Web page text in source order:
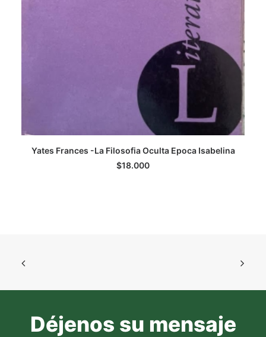
LEER MÁS
Yates Frances -La Filosofia Oculta Epoca Isabelina
$18.000
Déjenos su mensaje